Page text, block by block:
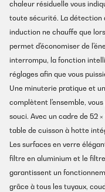
chaleur résiduelle vous
toute sécurité. La détection
induction ne chauffe que
permet d'économiser de
interrompu, la fonction
réglages afin que vous
Une minuterie pratique et
complètent l'ensemble,
souci. Avec un cadre de 52
table de cuisson à hotte
Les surfaces en verre
filtre en aluminium et le
garantissent un
grâce à tous les tuyaux,